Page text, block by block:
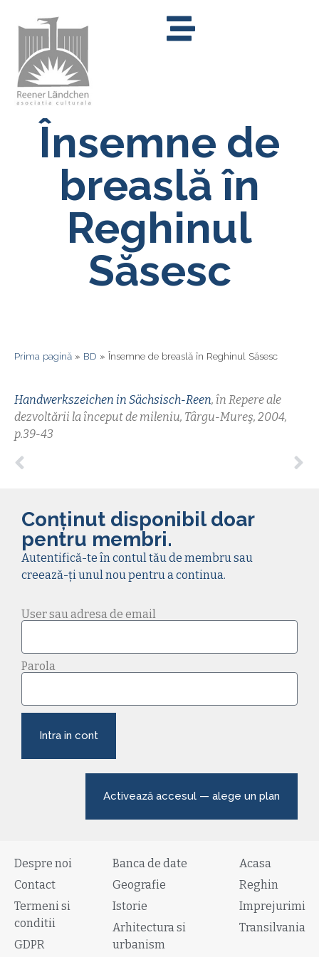
Însemne de
breaslă în
Reghinul
Săsesc
Prima pagină » BD » Însemne de breaslă în Reghinul Săsesc
Handwerkszeichen in Sächsisch-Reen, în Repere ale
dezvoltării la început de mileniu, Târgu-Mureş, 2004,
p.39-43
Conținut disponibil doar
pentru membri.
Autentifică-te în contul tău de membru sau
creează-ți unul nou pentru a continua.
User sau adresa de email
Parola
Intra in cont
Activează accesul — alege un plan
Despre noi
Contact
Termeni si
conditii
GDPR
Banca de date
Geografie
Istorie
Arhitectura si
urbanism
Acasa
Reghin
Imprejurimi
Transilvania